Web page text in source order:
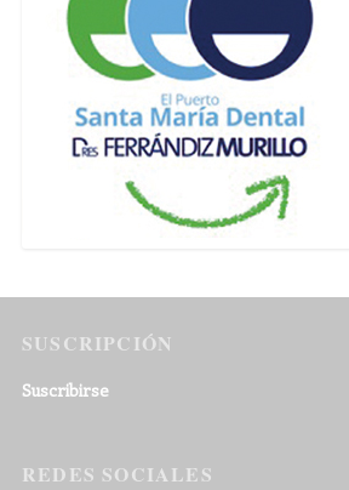
SUSCRIPCIÓN
Suscribirse
REDES SOCIALES